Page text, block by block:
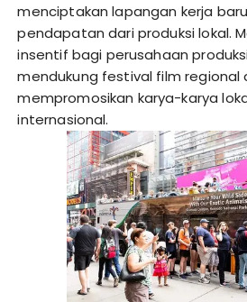
menciptakan lapangan kerja
pendapatan dari produksi lokal.
insentif bagi perusahaan
mendukung festival film regional
mempromosikan karya-karya
internasional.